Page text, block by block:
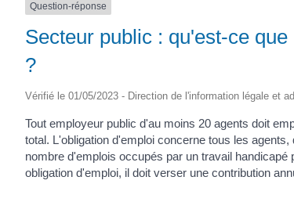
Question-réponse
Secteur public : qu'est-ce
?
Vérifié le 01/05/2023 - Direction de l'information légale et
Tout employeur public d'au moins 20 agents doit
total. L'obligation d'emploi concerne tous les
nombre d'emplois occupés par un travail
obligation d'emploi, il doit verser une contribution